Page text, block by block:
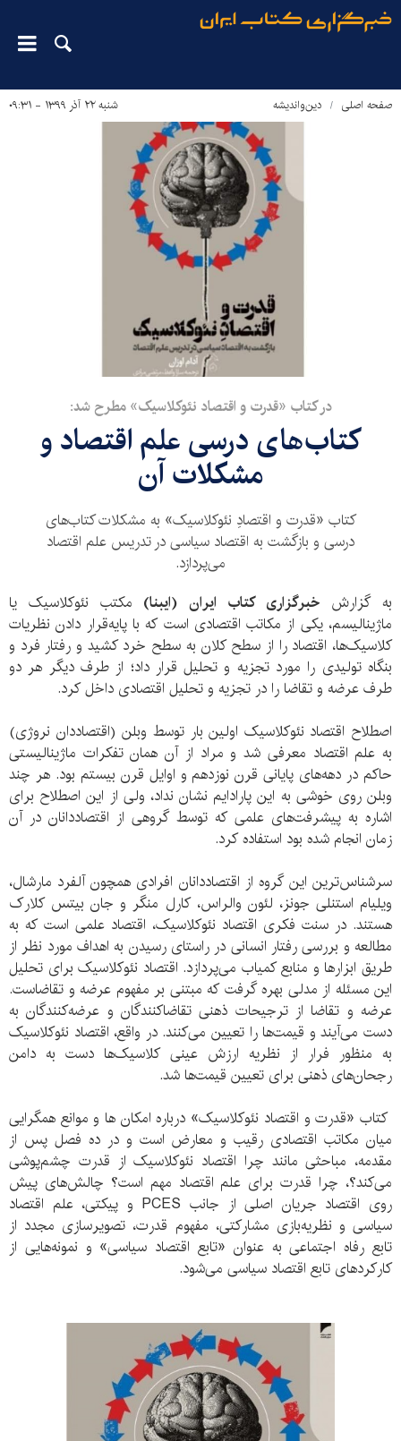
صفحه اصلی دین‌واندیشه شنبه ۲۲ آذر ۱۳۹۹ - ۰۹:۳۱
در کتاب «قدرت و اقتصاد نئوکلاسیک» مطرح شد:
کتاب‌های درسی علم اقتصاد و
مشکلات آن
کتاب «قدرت و اقتصادِ نئوکلاسیک» به مشکلات کتاب‌های
درسی و بازگشت به اقتصاد سیاسی در تدریس علم اقتصاد
می‌پردازد.
به گزارشخبرگزاری کتاب ایران (ایبنا) مکتب نئوکلاسیک یا
ماژینالیسم، یکی از مکاتب اقتصادی است که با پایه‌قرار دادن نظریات
کلاسیک‌ها، اقتصاد را از سطح کلان به سطح خرد کشید و رفتار فرد و
بنگاه تولیدی را مورد تجزیه و تحلیل قرار داد؛ از طرف دیگر هر دو
طرف عرضه و تقاضا را در تجزیه و تحلیل اقتصادی داخل کرد.
اصطلاح اقتصاد نئوکلاسیک اولین بار توسط وبلن (اقتصاددان نروژی)
به علم اقتصاد معرفی شد و مراد از آن همان تفکرات ماژینالیستی
حاکم در دهه‌های پایانی قرن نوزدهم و اوایل قرن بیستم بود. هر چند
وبلن روی خوشی به این پارادایم نشان نداد، ولی از این اصطلاح برای
اشاره به پیشرفت‌های علمی که توسط گروهی از اقتصاددانان در آن
زمان انجام شده بود استفاده کرد.
سرشناس‌ترین این گروه از اقتصاددانان افرادی همچون آلفرد مارشال،
ویلیام استنلی جونز، لئون والراس، کارل منگر و جان بیتس کلارک
هستند. در سنت فکری اقتصاد نئوکلاسیک، اقتصاد علمی است که به
مطالعه و بررسی رفتار انسانی در راستای رسیدن به اهداف مورد نظر از
طریق ابزارها و منابع کمیاب می‌پردازد. اقتصاد نئوکلاسیک برای تحلیل
این مسئله از مدلی بهره گرفت که مبتنی بر مفهوم عرضه و تقاضاست.
عرضه و تقاضا از ترجیحات ذهنی تقاضاکنندگان و عرضه‌کنندگان به
دست می‌آیند و قیمت‌ها را تعیین می‌کنند. در واقع، اقتصاد نئوکلاسیک
به منظور فرار از نظریه ارزش عینی کلاسیک‌ها دست به دامن
رجحان‌های ذهنی برای تعیین قیمت‌ها شد.
کتاب «قدرت و اقتصاد نئوکلاسیک» درباره امکان‌ ها و موانع همگرایی
میان مکاتب اقتصادی رقیب و معارض است و در ده فصل پس از
مقدمه، مباحثی مانند چرا اقتصاد نئوکلاسیک از قدرت چشم‌پوشی
می‌کند؟، چرا قدرت برای علم اقتصاد مهم است؟ چالش‌های پیش
روی اقتصاد جریان اصلی از جانب PCES و پیکتی، علم اقتصاد
سیاسی و نظریه‌بازی مشارکتی، مفهوم قدرت، تصویرسازی مجدد از
تابع رفاه اجتماعی به عنوان «تابع اقتصاد سیاسی» و نمونه‌هایی از
کارکردهای تابع اقتصاد سیاسی می‌شود.